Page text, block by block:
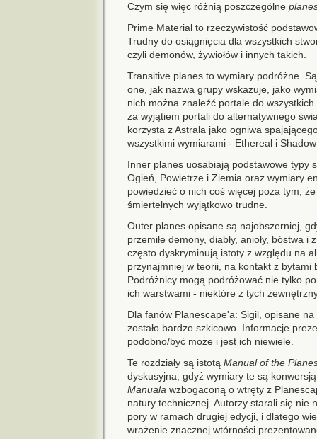
Czym się więc różnią poszczególne
Prime Material to rzeczywistość
Trudny do osiągnięcia dla wszystkich
czyli demonów, żywiołów i innych takich.
Transitive planes to wymiary podróżne.
one, jak nazwa grupy wskazuje, jako
nich można znaleźć portale do
za wyjątiem portali do alternatywnego
korzysta z Astrala jako ogniwa
wszystkimi wymiarami - Ethereal i
Inner planes uosabiają podstawowe typy
Ogień, Powietrze i Ziemia oraz wymiary
powiedzieć o nich coś więcej poza tym,
śmiertelnych wyjątkowo trudne.
Outer planes opisane są najobszerniej,
przemiłe demony, diabły, anioły, bóstwa
często dyskryminują istoty z względu na
przynajmniej w teorii, na kontakt z
Podróżnicy mogą podróżować nie tylko
ich warstwami - niektóre z tych
Dla fanów Planescape'a: Sigil, opisane
zostało bardzo szkicowo. Informacje
podobno/być może i jest ich niewiele.
Te rozdziały są istotą Manual of the
dyskusyjna, gdyż wymiary te są
Manuala wzbogaconą o wtręty z
natury technicznej. Autorzy starali się nie
pory w ramach drugiej edycji, i dlatego
wrażenie znacznej wtórności